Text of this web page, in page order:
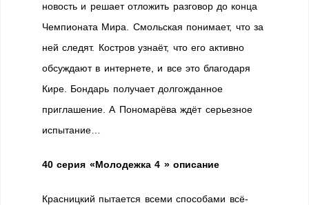
новость и решает отложить разговор до конца
Чемпионата Мира. Смольская понимает, что за
ней следят. Костров узнаёт, что его активно
обсуждают в интернете, и все это благодаря
Кире. Бондарь получает долгожданное
приглашение. А Пономарёва ждёт серьезное
испытание…
40 серия «Молодежка 4 » описание
Красницкий пытается всеми способами всё-